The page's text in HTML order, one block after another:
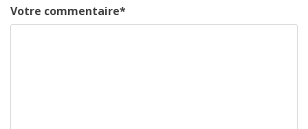
Votre commentaire*